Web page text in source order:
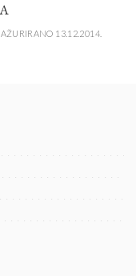
13.12.2014.